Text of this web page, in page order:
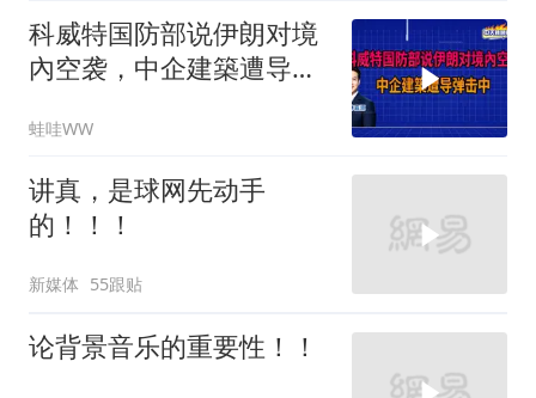
科威特国防部说伊朗对境
內空袭，中企建築遭导弹
延廷｜辣晚报20260806
蛙哇WW
讲真，是球网先动手
的！！！
新媒体 55跟贴
论背景音乐的重要性！！